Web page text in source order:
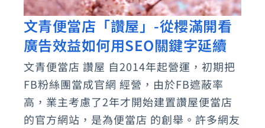
文青便當店「讚屋」-從櫻滿開看
廣告效益如何用SEO關鍵字延續
文青便當店 讚屋 自2014年起營運，初期把
FB粉絲團當成官網 經營，由於FB遮蔽率
高，業主考慮了2年才開始建置讚屋便當店
的官方網站，是為便當店 的創舉。許多網友
文
青
便
當
店
「讚